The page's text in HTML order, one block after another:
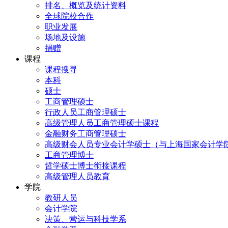
排名、概览及统计资料
全球院校合作
职业发展
场地及设施
捐赠
课程
课程搜寻
本科
硕士
工商管理硕士
行政人员工商管理硕士
高级管理人员工商管理硕士课程
金融财务工商管理硕士
高级财会人员专业会计学硕士（与上海国家会计学
工商管理博士
哲学硕士博士衔接课程
高级管理人员教育
学院
教研人员
会计学院
决策、营运与科技学系